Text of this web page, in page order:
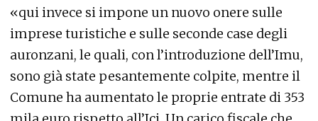
«qui invece si impone un nuovo onere sulle
imprese turistiche e sulle seconde case degli
auronzani, le quali, con l’introduzione dell’Imu,
sono già state pesantemente colpite, mentre il
Comune ha aumentato le proprie entrate di 353